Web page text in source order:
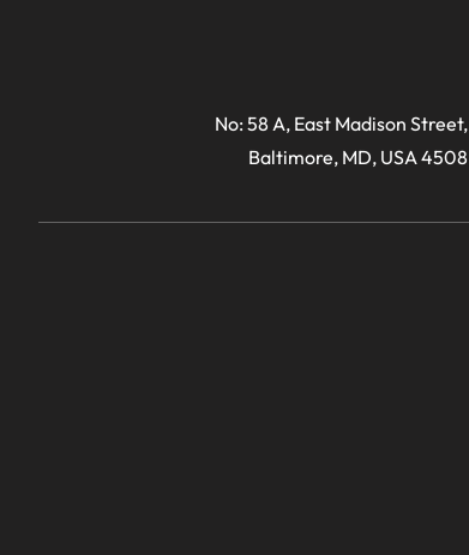
No: 58 A, East Madison Street,
Baltimore, MD, USA 4508